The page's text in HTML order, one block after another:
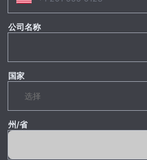
公司名称
国家
州/省